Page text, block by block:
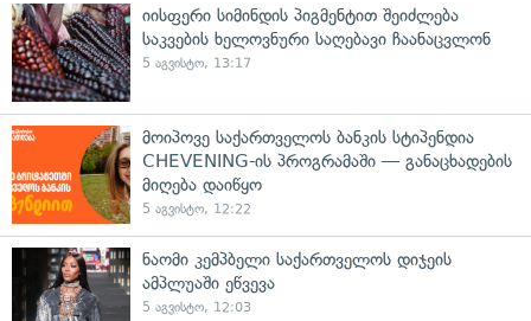
იისფერი სიმინდის პიგმენტით შეიძლება
საკვების ხელოვნური საღებავი ჩაანაცვლონ
5 აგვისტო, 13:17
მოიპოვე საქართველოს ბანკის სტიპენდია
CHEVENING-ის პროგრამაში — განაცხადების
მიღება დაიწყო
5 აგვისტო, 12:22
ნაომი კემპბელი საქართველოს დიჯეის
ამპლუაში ეწვევა
5 აგვისტო, 12:03